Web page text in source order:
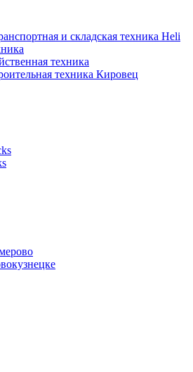
и складская техника Heli
техника
техника Кировец